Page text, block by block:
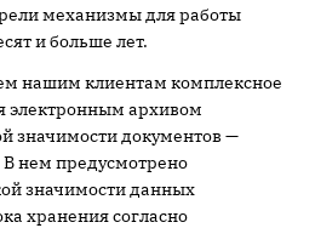
механизмы для работы
и больше лет.
нашим клиентам комплексное
электронным архивом
значимости документов —
В нем предусмотрено
значимости данных
хранения согласно